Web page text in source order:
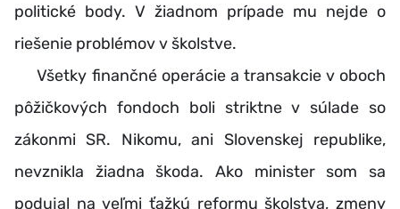
politické body. V žiadnom prípade mu nejde o
riešenie problémov v školstve.
Všetky finančné operácie a transakcie v oboch
pôžičkových fondoch boli striktne v súlade so
zákonmi SR. Nikomu, ani Slovenskej republike,
nevznikla žiadna škoda. Ako minister som sa
podujal na veľmi ťažkú reformu školstva, zmeny